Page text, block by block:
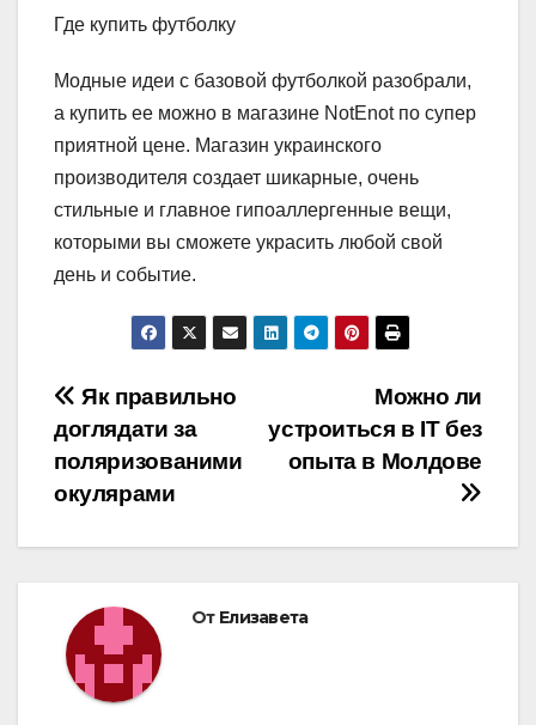
Где купить футболку
Модные идеи с базовой футболкой разобрали,
а купить ее можно в магазине NotEnot по супер
приятной цене. Магазин украинского
производителя создает шикарные, очень
стильные и главное гипоаллергенные вещи,
которыми вы сможете украсить любой свой
день и событие.
Навигация
по
записям
Можно ли
устроиться в IT без
опыта в Молдове
Як правильно
доглядати за
поляризованими
окулярами
От Елизавета